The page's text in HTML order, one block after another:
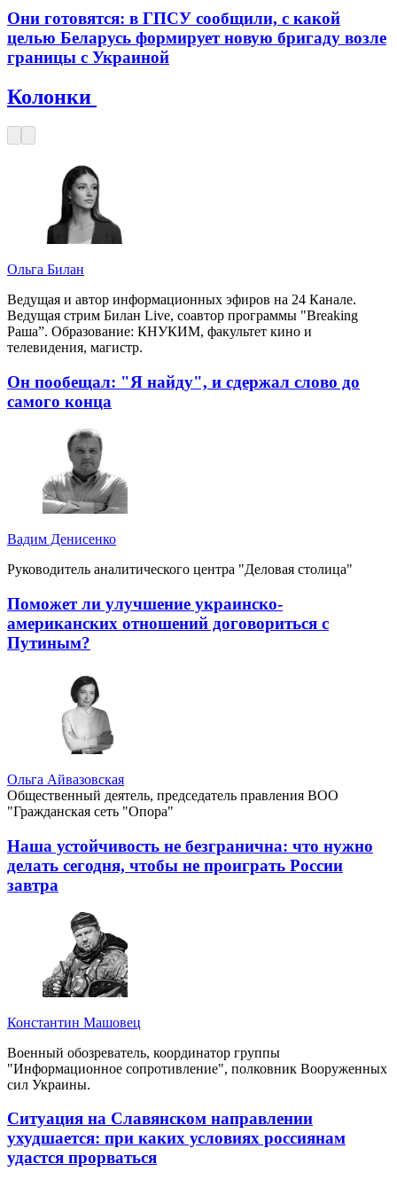
Они готовятся: в ГПСУ сообщили, с какой
целью Беларусь формирует новую бригаду возле
границы с Украиной
Колонки
Ольга Билан
Ведущая и автор информационных эфиров на 24 Канале.
Ведущая стрим Билан Live, соавтор программы "Breaking
Раша”. Образование: КНУКИМ, факультет кино и
телевидения, магистр.
Он пообещал: "Я найду", и сдержал слово до
самого конца
Вадим Денисенко
Руководитель аналитического центра "Деловая столица"
Поможет ли улучшение украинско-
американских отношений договориться с
Путиным?
Ольга Айвазовская
Общественный деятель, председатель правления ВОО
"Гражданская сеть "Опора"
Наша устойчивость не безгранична: что нужно
делать сегодня, чтобы не проиграть России
завтра
Константин Машовец
Военный обозреватель, координатор группы
"Информационное сопротивление", полковник Вооруженных
сил Украины.
Ситуация на Славянском направлении
ухудшается: при каких условиях россиянам
удастся прорваться